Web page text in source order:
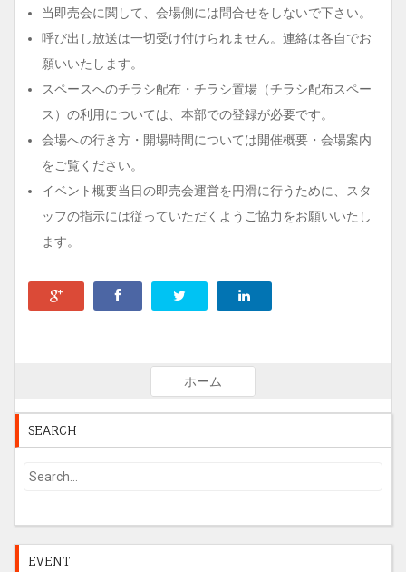
当即売会に関して、会場側には問合せをしないで下さい。
呼び出し放送は一切受け付けられません。連絡は各自でお
願いいたします。
スペースへのチラシ配布・チラシ置場（チラシ配布スペー
ス）の利用については、本部での登録が必要です。
会場への行き方・開場時間については開催概要・会場案内
をご覧ください。
イベント概要当日の即売会運営を円滑に行うために、スタ
ッフの指示には従っていただくようご協力をお願いいたし
ます。
ホーム
SEARCH
EVENT